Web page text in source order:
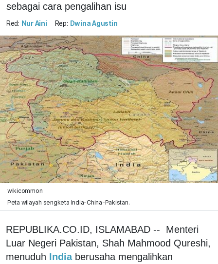
sebagai cara pengalihan isu
Red: Nur Aini Rep: Dwina Agustin
wikicommon
Peta wilayah sengketa India-China-Pakistan.
REPUBLIKA.CO.ID, ISLAMABAD -- Menteri
Luar Negeri Pakistan, Shah Mahmood Qureshi,
menuduh India berusaha mengalihkan